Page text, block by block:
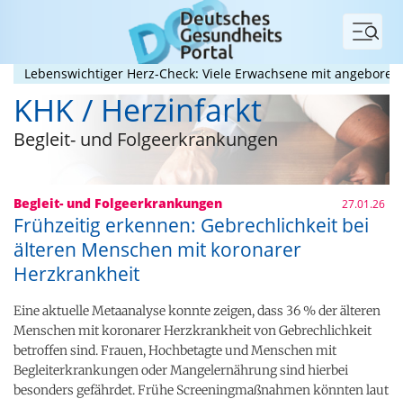
Menü
Herz-Check: Viele Erwachsene mit angeborenem
KHK / Herzinfarkt
Begleit- und Folgeerkrankungen
Begleit- und Folgeerkrankungen 27.01.26
Frühzeitig erkennen: Gebrechlichkeit bei
älteren Menschen mit koronarer
Herzkrankheit
Eine aktuelle Metaanalyse konnte zeigen, dass 36 % der älteren
Menschen mit koronarer Herzkrankheit von Gebrechlichkeit
betroffen sind. Frauen, Hochbetagte und Menschen mit
Begleiterkrankungen oder Mangelernährung sind hierbei
besonders gefährdet. Frühe Screeningmaßnahmen könnten laut